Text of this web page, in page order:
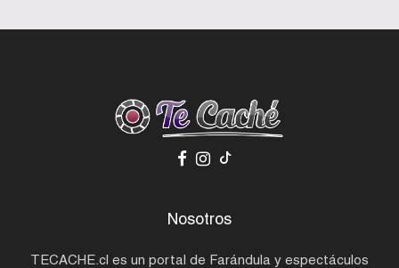
Nosotros
TECACHE.cl es un portal de Farándula y espectáculos